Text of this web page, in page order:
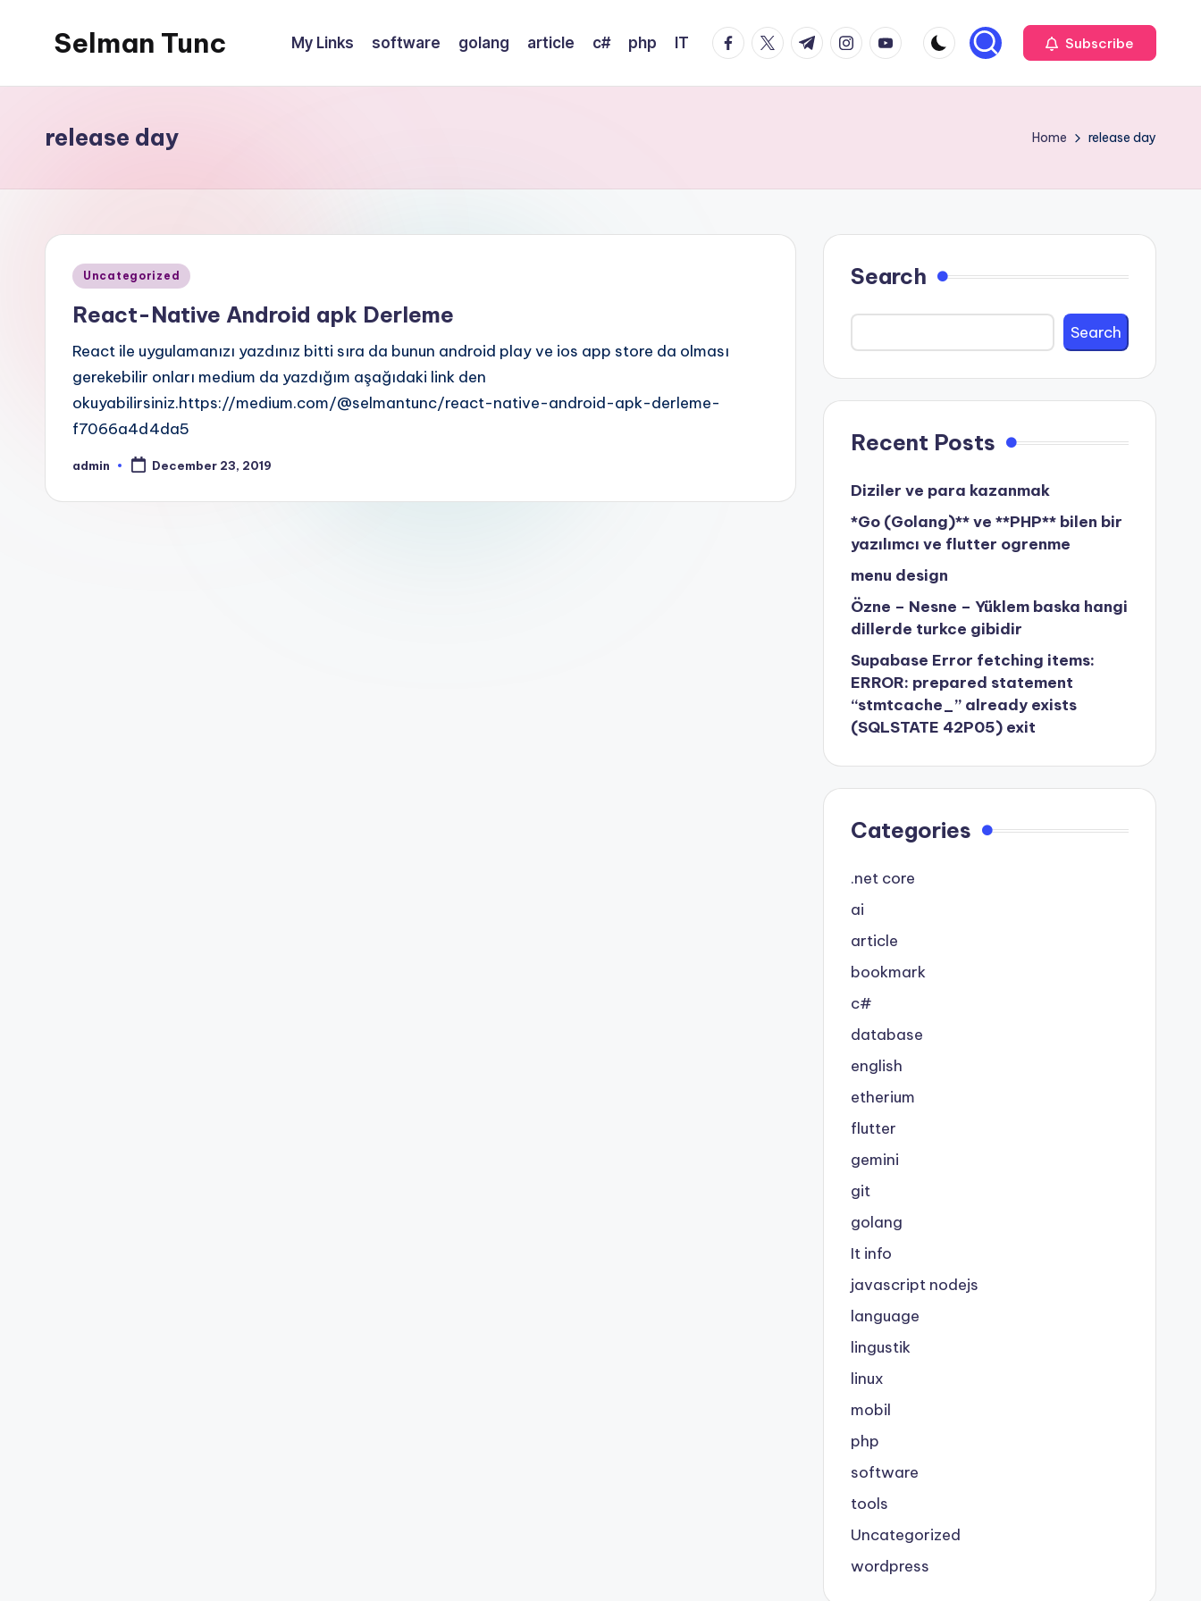
Selman Tunc My Links software golang article c# php IT facebook.com
twitter.com
t.me instagram.com
youtube.com Subscribe
release day Home release day
Posted
Uncategorized
React-Native Android apk Derleme
React ile uygulamanızı yazdınız bitti sıra da bunun android play ve ios app store da olması
gerekebilir onları medium da yazdığım aşağıdaki link den
okuyabilirsiniz.https://medium.com/@selmantunc/react-native-android-apk-derleme-
f7066a4d4da5
Posted
admin December 23, 2019
Search
Search
Recent Posts
Diziler ve para kazanmak
*Go (Golang)** ve **PHP** bilen bir
yazılımcı ve flutter ogrenme
menu design
Özne – Nesne – Yüklem baska hangi
dillerde turkce gibidir
Supabase Error fetching items:
ERROR: prepared statement
“stmtcache_” already exists
(SQLSTATE 42P05) exit
Categories
.net core
ai
article
bookmark
c#
database
english
etherium
flutter
gemini
git
golang
It info
javascript nodejs
language
lingustik
linux
mobil
php
software
tools
Uncategorized
wordpress